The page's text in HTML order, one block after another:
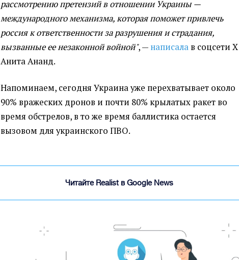
рассмотрению претензий в отношении Украины —
международного механизма, которая поможет привлечь
россия к ответственности за разрушения и страдания,
вызванные ее незаконной войной", — написала в соцсети Х
Анита Ананд.
Напоминаем, сегодня Украина уже перехватывает около
90% вражеских дронов и почти 80% крылатых ракет во
время обстрелов, в то же время баллистика остается
вызовом для украинского ПВО.
Читайте Realist в Google News